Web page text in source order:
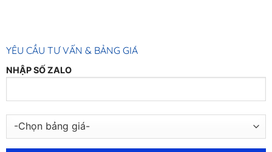
YÊU CẦU TƯ VẤN & BẢNG GIÁ
NHẬP SỐ ZALO